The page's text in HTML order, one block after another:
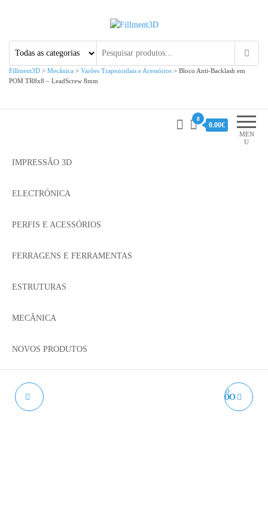
Fillment3D
Fillment3D > Mecânica > Varões Trapezoidais e Acessórios > Bloco Anti-Backlash em
POM TR8x8 – LeadScrew 8mm
MEN
U
0
0.00€
IMPRESSÃO 3D
ELECTRÓNICA
PERFIS E ACESSÓRIOS
FERRAGENS E FERRAMENTAS
ESTRUTURAS
MECÂNICA
NOVOS PRODUTOS
PARAFUSO SEXTAVADO